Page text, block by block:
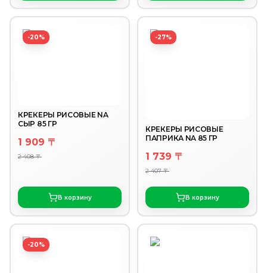
-20%
КРЕКЕРЫ РИСОВЫЕ NA
СЫР 85 ГР
1 909 〒
2 408 〒
В корзину
-27%
КРЕКЕРЫ РИСОВЫЕ
ПАПРИКА NA 85 ГР
1 739 〒
2 407 〒
В корзину
-20%